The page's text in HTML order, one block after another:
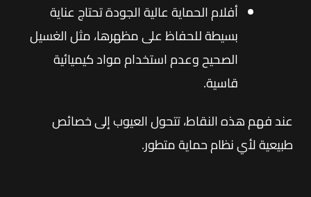
أفلام الحماية عالية الجودة تحتاج عناية
بسيطة للحفاظ على مظهرها، مثل الغسيل
الصحيح وعدم استخدام مواد كيميائية
قاسية.
عند فهم هذه النقاط، تتحول العيوب إلى خصائص
طبيعية لأي نظام حماية متطور.